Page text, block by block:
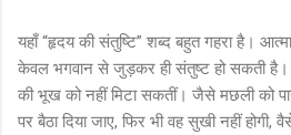
यहाँ “हृदय की संतुष्टि” शब्द बहुत गहरा है।
केवल भगवान से जुड़कर ही संतुष्ट हो सकती है।
की भूख को नहीं मिटा सकतीं। जैसे मछली को
पर बैठा दिया जाए, फिर भी वह सुखी नहीं